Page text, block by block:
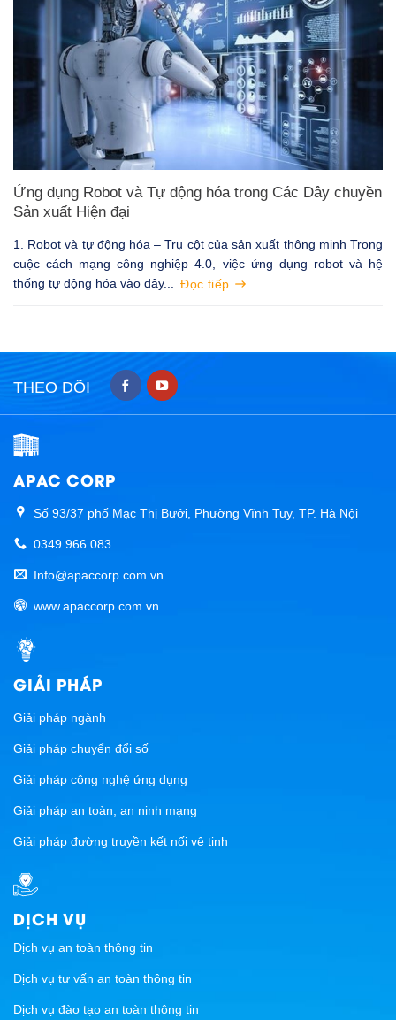
Ứng dụng Robot và Tự động hóa trong Các Dây chuyền
Sản xuất Hiện đại
1. Robot và tự động hóa – Trụ cột của sản xuất thông minh Trong
cuộc cách mạng công nghiệp 4.0, việc ứng dụng robot và hệ
thống tự động hóa vào dây...
Đọc tiếp
THEO DÕI
APAC CORP
Số 93/37 phố Mạc Thị Bưởi, Phường Vĩnh Tuy, TP. Hà Nội
0349.966.083
Info@apaccorp.com.vn
www.apaccorp.com.vn
GIẢI PHÁP
Giải pháp ngành
Giải pháp chuyển đổi số
Giải pháp công nghệ ứng dụng
Giải pháp an toàn, an ninh mạng
Giải pháp đường truyền kết nối vệ tinh
DỊCH VỤ
Dịch vụ an toàn thông tin
Dịch vụ tư vấn an toàn thông tin
Dịch vụ đào tạo an toàn thông tin